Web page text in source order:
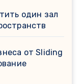
один зал
от Sliding